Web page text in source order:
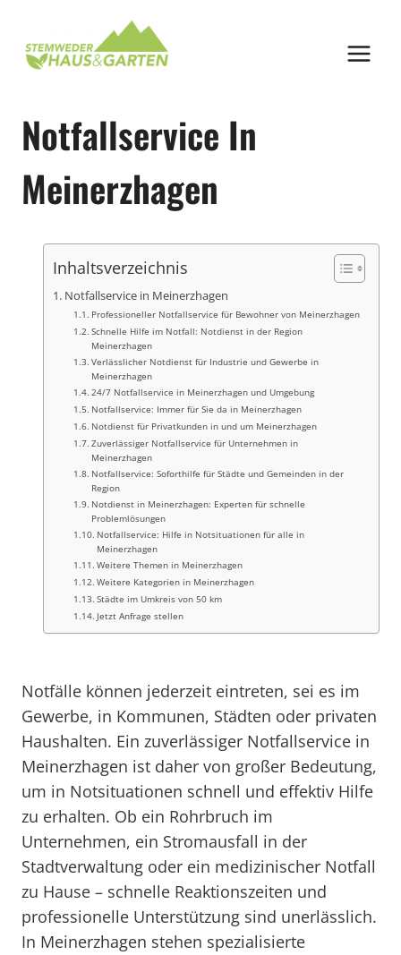
springen
Notfallservice In
Meinerzhagen
Inhaltsverzeichnis
Notfallservice in Meinerzhagen
Professioneller Notfallservice für Bewohner von Meinerzhagen
Schnelle Hilfe im Notfall: Notdienst in der Region
Meinerzhagen
Verlässlicher Notdienst für Industrie und Gewerbe in
Meinerzhagen
24/7 Notfallservice in Meinerzhagen und Umgebung
Notfallservice: Immer für Sie da in Meinerzhagen
Notdienst für Privatkunden in und um Meinerzhagen
Zuverlässiger Notfallservice für Unternehmen in
Meinerzhagen
Notfallservice: Soforthilfe für Städte und Gemeinden in der
Region
Notdienst in Meinerzhagen: Experten für schnelle
Problemlösungen
Notfallservice: Hilfe in Notsituationen für alle in
Meinerzhagen
Weitere Themen in Meinerzhagen
Weitere Kategorien in Meinerzhagen
Städte im Umkreis von 50 km
Jetzt Anfrage stellen
Notfälle können jederzeit eintreten, sei es im
Gewerbe, in Kommunen, Städten oder privaten
Haushalten. Ein zuverlässiger Notfallservice in
Meinerzhagen ist daher von großer Bedeutung,
um in Notsituationen schnell und effektiv Hilfe
zu erhalten. Ob ein Rohrbruch im
Unternehmen, ein Stromausfall in der
Stadtverwaltung oder ein medizinischer Notfall
zu Hause – schnelle Reaktionszeiten und
professionelle Unterstützung sind unerlässlich.
In Meinerzhagen stehen spezialisierte